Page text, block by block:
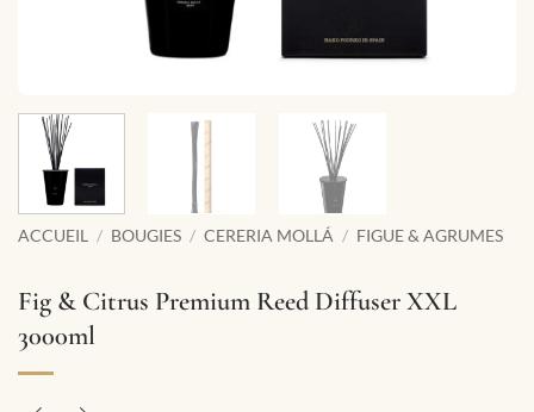
ACCUEIL / BOUGIES / CERERIA MOLLÁ / FIGUE & AGRUMES
Fig & Citrus Premium Reed Diffuser XXL
3000ml